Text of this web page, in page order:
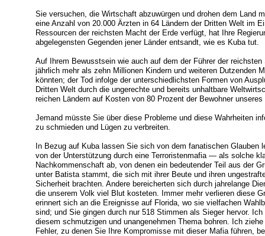
Sie versuchen, die Wirtschaft abzuwürgen und drohen dem Land
eine Anzahl von 20.000 Ärzten in 64 Ländern der Dritten Welt im
Ressourcen der reichsten Macht der Erde verfügt, hat Ihre
abgelegensten Gegenden jener Länder entsandt, wie es Kuba tut.
Auf Ihrem Bewusstsein wie auch auf dem der Führer der
jährlich mehr als zehn Millionen Kindern und weiteren Dutzenden
könnten; der Tod infolge der unterschiedlichsten Formen von
Dritten Welt durch die ungerechte und bereits unhaltbare
reichen Ländern auf Kosten von 80 Prozent der Bewohner
Jemand müsste Sie über diese Probleme und diese Wahrheiten
zu schmieden und Lügen zu verbreiten.
In Bezug auf Kuba lassen Sie sich von dem fanatischen Glauben
von der Unterstützung durch eine Terroristenmafia — als solche
Nachkommenschaft ab, von denen ein bedeutender Teil aus der
unter Batista stammt, die sich mit ihrer Beute und ihren
Sicherheit brachten. Andere bereicherten sich durch jahrelange
die unserem Volk viel Blut kosteten. Immer mehr verlieren diese
erinnert sich an die Ereignisse auf Florida, wo sie vielfachen
sind; und Sie gingen durch nur 518 Stimmen als Sieger hervor.
diesem schmutzigen und unangenehmen Thema bohren. Ich
Fehler, zu denen Sie Ihre Kompromisse mit dieser Mafia führen,